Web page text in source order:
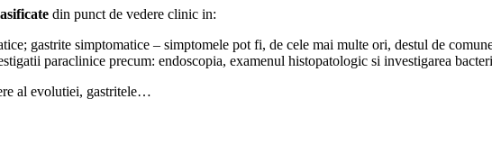
din punct de vedere clinic in:
gastrite simptomatice – simptomele pot fi, de cele mai multe ori, destul de
paraclinice precum: endoscopia, examenul histopatologic si investigarea
al evolutiei, gastritele…